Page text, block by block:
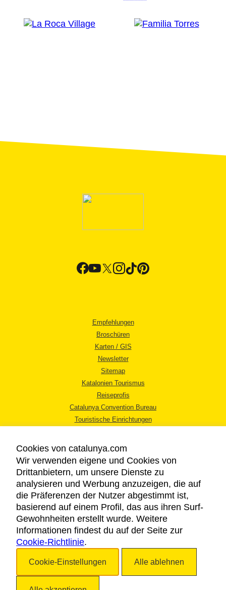
Empfehlungen
Broschüren
Karten / GIS
Newsletter
Sitemap
Katalonien Tourismus
Reiseprofis
Catalunya Convention Bureau
Touristische Einrichtungen
RECHTLICHER HINWEIS
DATENSCHUTZICHTLINIE
COOKIES
BARRIEREFREIHEIT
Cookies von catalunya.com
Wir verwenden eigene und Cookies von
Drittanbietern, um unsere Dienste zu
analysieren und Werbung anzuzeigen, die auf
die Präferenzen der Nutzer abgestimmt ist,
basierend auf einem Profil, das aus ihren Surf-
Gewohnheiten erstellt wurde. Weitere
Informationen findest du auf der Seite zur
Cookie-Richtlinie.
Cookie-Einstellungen Alle ablehnen